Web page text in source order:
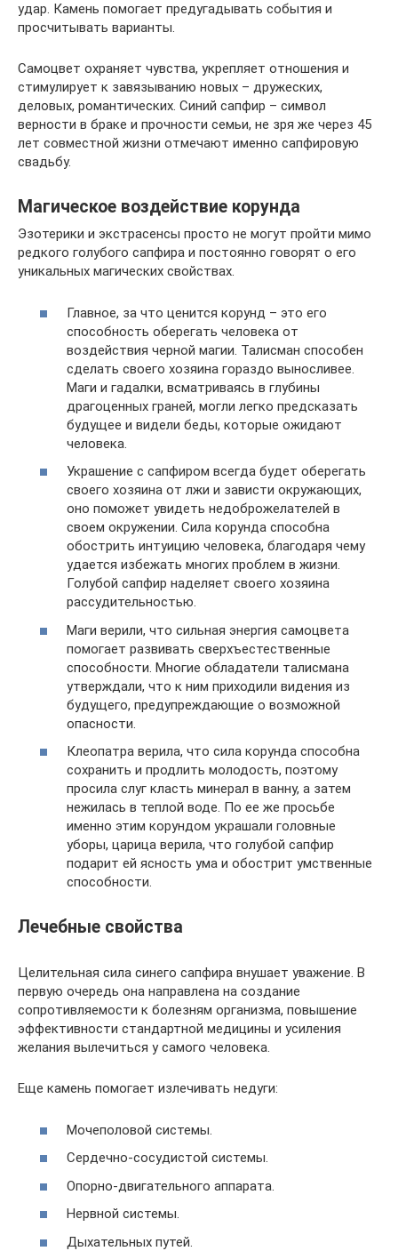
удар. Камень помогает предугадывать события и
просчитывать варианты.
Самоцвет охраняет чувства, укрепляет отношения и
стимулирует к завязыванию новых – дружеских,
деловых, романтических. Синий сапфир – символ
верности в браке и прочности семьи, не зря же через 45
лет совместной жизни отмечают именно сапфировую
свадьбу.
Магическое воздействие корунда
Эзотерики и экстрасенсы просто не могут пройти мимо
редкого голубого сапфира и постоянно говорят о его
уникальных магических свойствах.
Главное, за что ценится корунд – это его
способность оберегать человека от
воздействия черной магии. Талисман способен
сделать своего хозяина гораздо выносливее.
Маги и гадалки, всматриваясь в глубины
драгоценных граней, могли легко предсказать
будущее и видели беды, которые ожидают
человека.
Украшение с сапфиром всегда будет оберегать
своего хозяина от лжи и зависти окружающих,
оно поможет увидеть недоброжелателей в
своем окружении. Сила корунда способна
обострить интуицию человека, благодаря чему
удается избежать многих проблем в жизни.
Голубой сапфир наделяет своего хозяина
рассудительностью.
Маги верили, что сильная энергия самоцвета
помогает развивать сверхъестественные
способности. Многие обладатели талисмана
утверждали, что к ним приходили видения из
будущего, предупреждающие о возможной
опасности.
Клеопатра верила, что сила корунда способна
сохранить и продлить молодость, поэтому
просила слуг класть минерал в ванну, а затем
нежилась в теплой воде. По ее же просьбе
именно этим корундом украшали головные
уборы, царица верила, что голубой сапфир
подарит ей ясность ума и обострит умственные
способности.
Лечебные свойства
Целительная сила синего сапфира внушает уважение. В
первую очередь она направлена на создание
сопротивляемости к болезням организма, повышение
эффективности стандартной медицины и усиления
желания вылечиться у самого человека.
Еще камень помогает излечивать недуги:
Мочеполовой системы.
Сердечно-сосудистой системы.
Опорно-двигательного аппарата.
Нервной системы.
Дыхательных путей.